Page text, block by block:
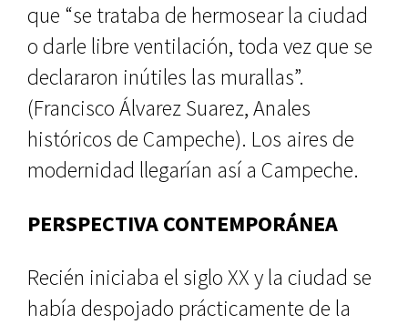
que “se trataba de her­mosear la ciudad
o darle libre ven­tilación, toda vez que se
declararon inútiles las murallas”.
(Francisco Ál­varez Suarez, Anales
históricos de Campeche). Los aires de
modernidad llegarían así a Campeche.
PERSPECTIVA CONTEMPORÁNEA
Recién iniciaba el siglo XX y la ciu­dad se
había despojado prácticamen­te de la